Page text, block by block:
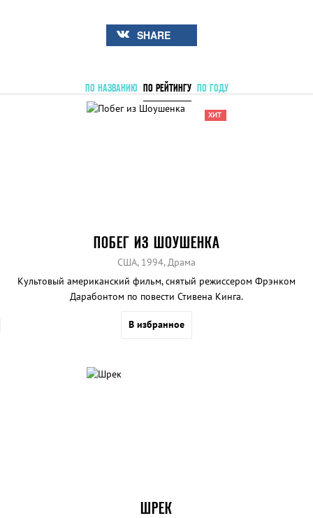
SHARE
ПО НАЗВАНИЮ ПО РЕЙТИНГУ ПО ГОДУ
ХИТ
ПОБЕГ ИЗ ШОУШЕНКА
США, 1994, Драма
Культовый американский фильм, снятый режиссером Фрэнком
Дарабонтом по повести Стивена Кинга.
В избранное
ШРЕК